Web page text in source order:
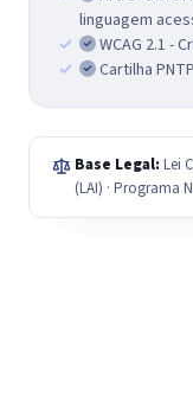
linguagem
WCAG 2.1 -
Cartilha
Base Legal: Lei
(LAI) · Programa